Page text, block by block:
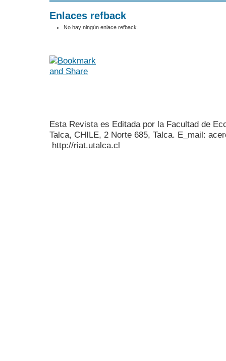
Enlaces refback
No hay ningún enlace refback.
Esta Revista es Editada por la Facultad de
Talca, CHILE, 2 Norte 685, Talca. E_mail:
http://riat.utalca.cl